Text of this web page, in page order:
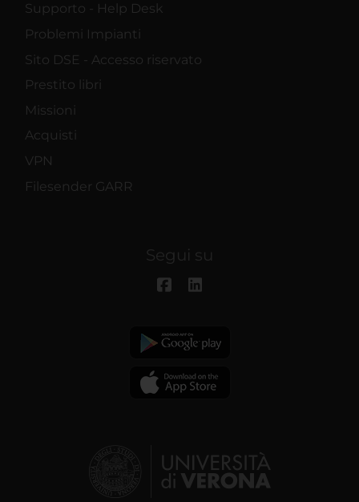
Supporto - Help Desk
Problemi Impianti
Sito DSE - Accesso riservato
Prestito libri
Missioni
Acquisti
VPN
Filesender GARR
Segui su